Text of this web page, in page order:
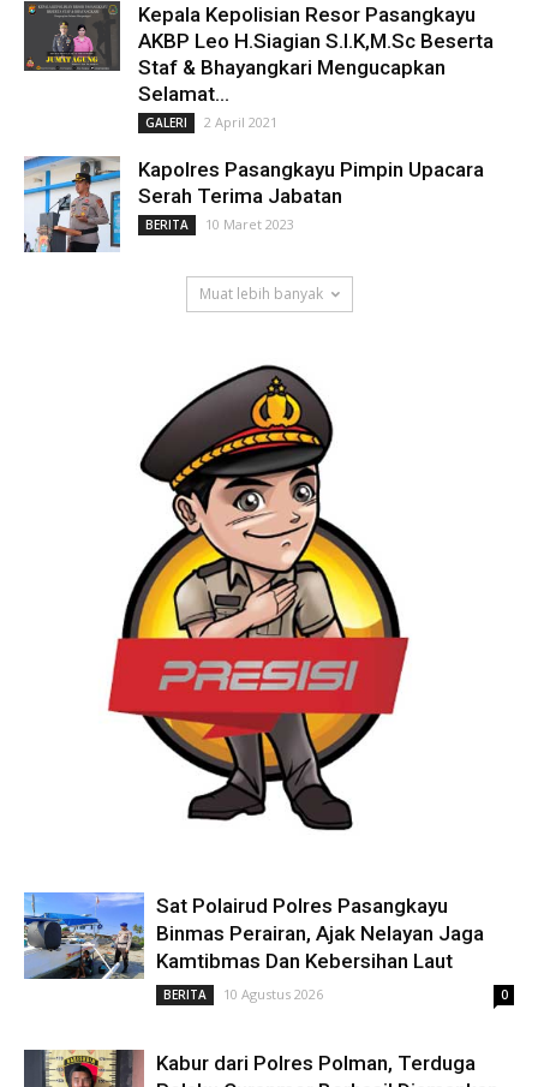
Kepala Kepolisian Resor Pasangkayu
AKBP Leo H.Siagian S.I.K,M.Sc Beserta
Staf & Bhayangkari Mengucapkan
Selamat...
GALERI 2 April 2021
Kapolres Pasangkayu Pimpin Upacara
Serah Terima Jabatan
BERITA 10 Maret 2023
Muat lebih banyak
Sat Polairud Polres Pasangkayu
Binmas Perairan, Ajak Nelayan Jaga
Kamtibmas Dan Kebersihan Laut
BERITA 10 Agustus 2026 0
Kabur dari Polres Polman, Terduga